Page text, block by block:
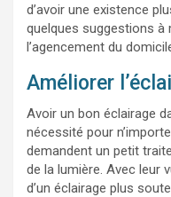
d’avoir une existence
quelques suggestions
l’agencement du
Améliorer
Avoir un bon éclairage
nécessité pour
demandent un petit
de la lumière. Avec leur
d’un éclairage plus